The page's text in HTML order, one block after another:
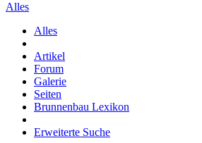
Alles
Alles
Artikel
Forum
Galerie
Seiten
Brunnenbau Lexikon
Erweiterte Suche